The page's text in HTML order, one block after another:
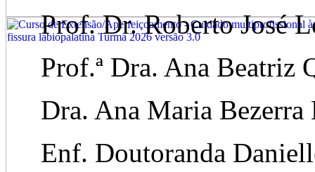
Prof. Dr. Roberto José
Prof.ª Dra. Ana Beatriz
Dra. Ana Maria Bezerra
Enf. Doutoranda